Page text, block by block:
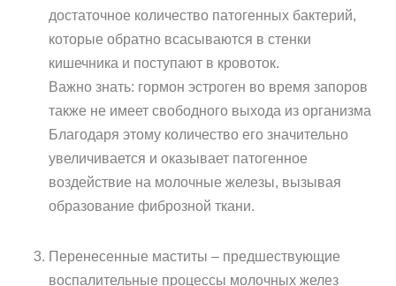
достаточное количество патогенных бактерий,
которые обратно всасываются в стенки
кишечника и поступают в кровоток.
Важно знать: гормон эстроген во время запоров
также не имеет свободного выхода из организма
Благодаря этому количество его значительно
увеличивается и оказывает патогенное
воздействие на молочные железы, вызывая
образование фиброзной ткани.
Перенесенные маститы – предшествующие
воспалительные процессы молочных желез